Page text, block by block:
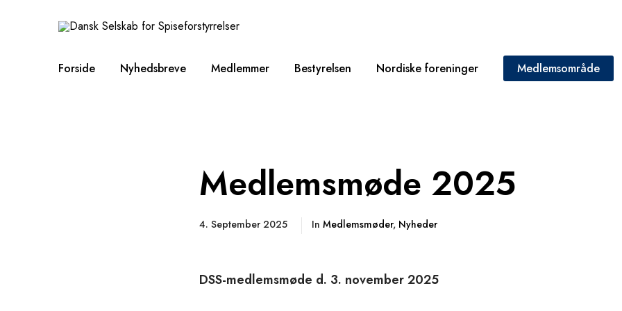
Forside Nyhedsbreve Medlemmer Bestyrelsen Nordiske foreninger Medlemsområde
Medlemsmøde 2025
4. September 2025 In Medlemsmøder, Nyheder
DSS-medlemsmøde d. 3. november 2025